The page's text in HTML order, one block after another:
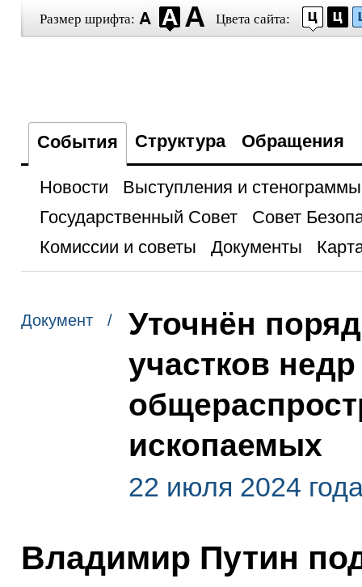
Размер шрифта: Цвета сайта:
События Структура Обращения
Новости
Выступления и стенограммы
Государственный Совет
Совет
Комиссии и советы
Документы
Документ /
Уточнён
участков
ископаемых
22 июля 2024
Владимир Путин